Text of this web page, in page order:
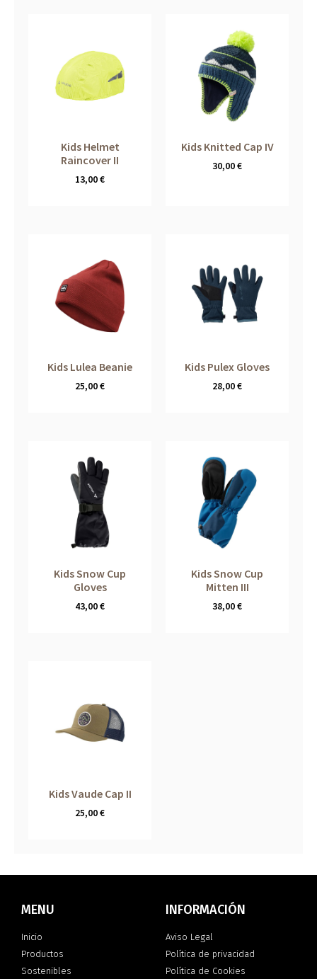
Kids Helmet
Raincover II
13,00€
Kids Knitted Cap IV
30,00€
Kids Lulea Beanie
25,00€
Kids Pulex Gloves
28,00€
Kids Snow Cup
Gloves
43,00€
Kids Snow Cup
Mitten III
38,00€
Kids Vaude Cap II
25,00€
MENU
Inicio
Productos
Sostenibles
INFORMACIÓN
Aviso Legal
Política de privacidad
Política de Cookies